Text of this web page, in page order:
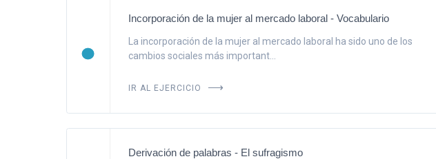
Incorporación de la mujer al mercado laboral - Vocabulario
La incorporación de la mujer al mercado laboral ha sido uno de los
cambios sociales más important...
IR AL EJERCICIO
Derivación de palabras - El sufragismo